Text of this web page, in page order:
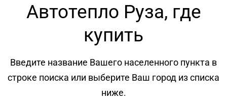
Автотепло Руза, где
купить
Введите название Вашего населенного пункта в
строке поиска или выберите Ваш город из списка
ниже.